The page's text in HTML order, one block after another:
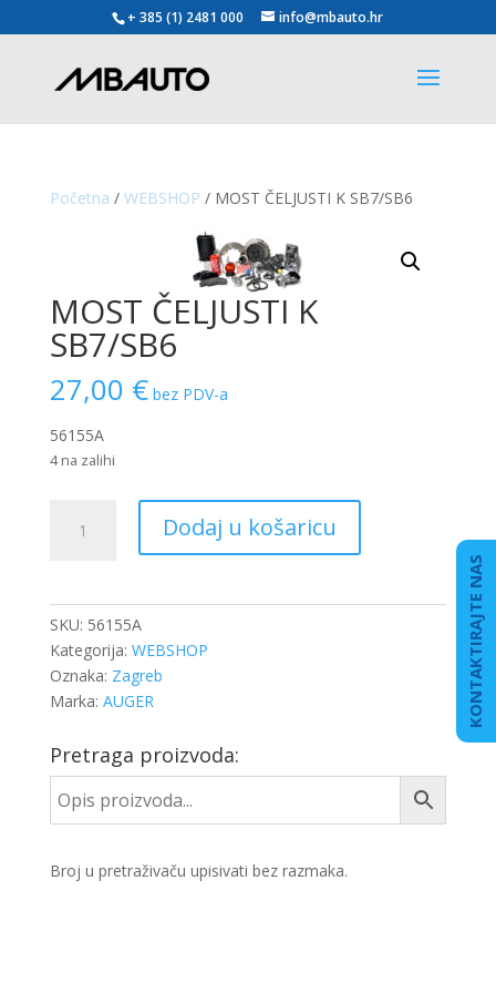
+ 385 (1) 2481 000 info@mbauto.hr
Početna / WEBSHOP / MOST ČELJUSTI K SB7/SB6
MOST ČELJUSTI K
SB7/SB6
27,00 € bez PDV-a
56155A
4 na zalihi
ČELJUSTI
Dodaj u košaricu
SKU: 56155A
Kategorija: WEBSHOP
Oznaka: Zagreb
Marka: AUGER
Pretraga proizvoda:
Broj u pretraživaču upisivati bez razmaka.
KONTAKTIRAJTE NAS